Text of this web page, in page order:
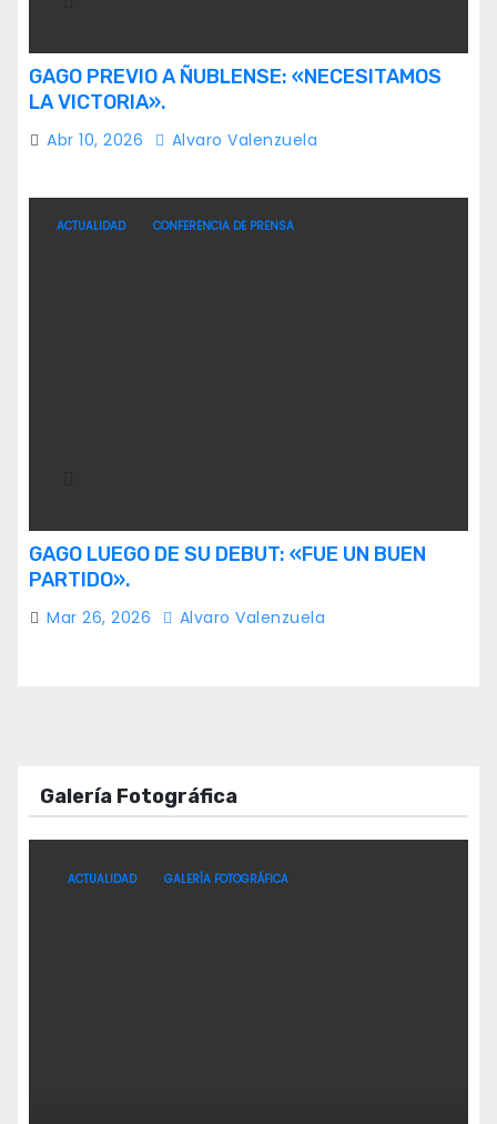
GAGO PREVIO A ÑUBLENSE: «NECESITAMOS
LA VICTORIA».
Abr 10, 2026 Alvaro Valenzuela
ACTUALIDAD CONFERENCIA DE PRENSA
GAGO LUEGO DE SU DEBUT: «FUE UN BUEN
PARTIDO».
Mar 26, 2026 Alvaro Valenzuela
Galería Fotográfica
ACTUALIDAD GALERÍA FOTOGRÁFICA